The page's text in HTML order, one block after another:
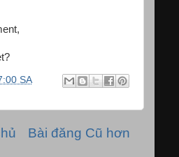
SA
Bài đăng Cũ hơn